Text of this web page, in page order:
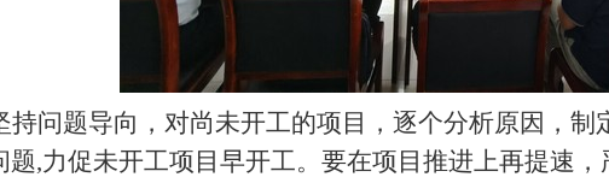
持问题导向，对尚未开工的项目，逐个分析原因，制
题,力促未开工项目早开工。要在项目推进上再提速，